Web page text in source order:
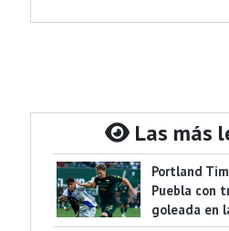
Las más
Portland
Puebla con
goleada en